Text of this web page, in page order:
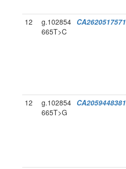
12
g.102854
665T>C
CA2620517571
12
g.102854
665T>G
CA2059448381